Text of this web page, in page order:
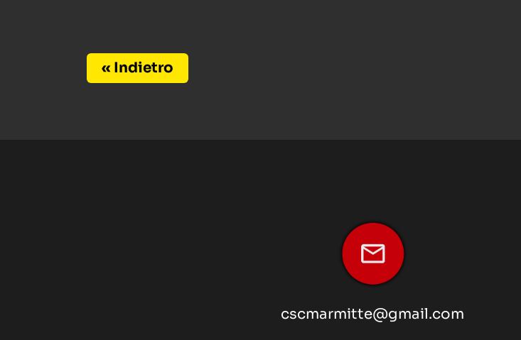
« Indietro
cscmarmitte@gmail.com